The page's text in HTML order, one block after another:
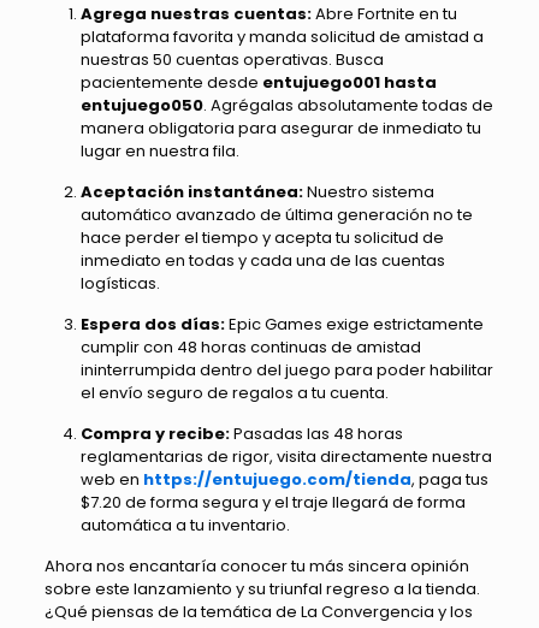
Agrega nuestras cuentas:Abre Fortnite en tu
plataforma favorita y manda solicitud de amistad a
nuestras 50 cuentas operativas. Busca
pacientemente desde entujuego001 hasta
entujuego050. Agrégalas absolutamente todas de
manera obligatoria para asegurar de inmediato tu
lugar en nuestra fila.
Aceptación instantánea:Nuestro sistema
automático avanzado de última generación no te
hace perder el tiempo y acepta tu solicitud de
inmediato en todas y cada una de las cuentas
logísticas.
Espera dos días:Epic Games exige estrictamente
cumplir con 48 horas continuas de amistad
ininterrumpida dentro del juego para poder habilitar
el envío seguro de regalos a tu cuenta.
Compra y recibe:Pasadas las 48 horas
reglamentarias de rigor, visita directamente nuestra
web en https://entujuego.com/tienda, paga tus
$7.20 de forma segura y el traje llegará de forma
automática a tu inventario.
Ahora nos encantaría conocer tu más sincera opinión
sobre este lanzamiento y su triunfal regreso a la tienda.
¿Qué piensas de la temática de La Convergencia y los